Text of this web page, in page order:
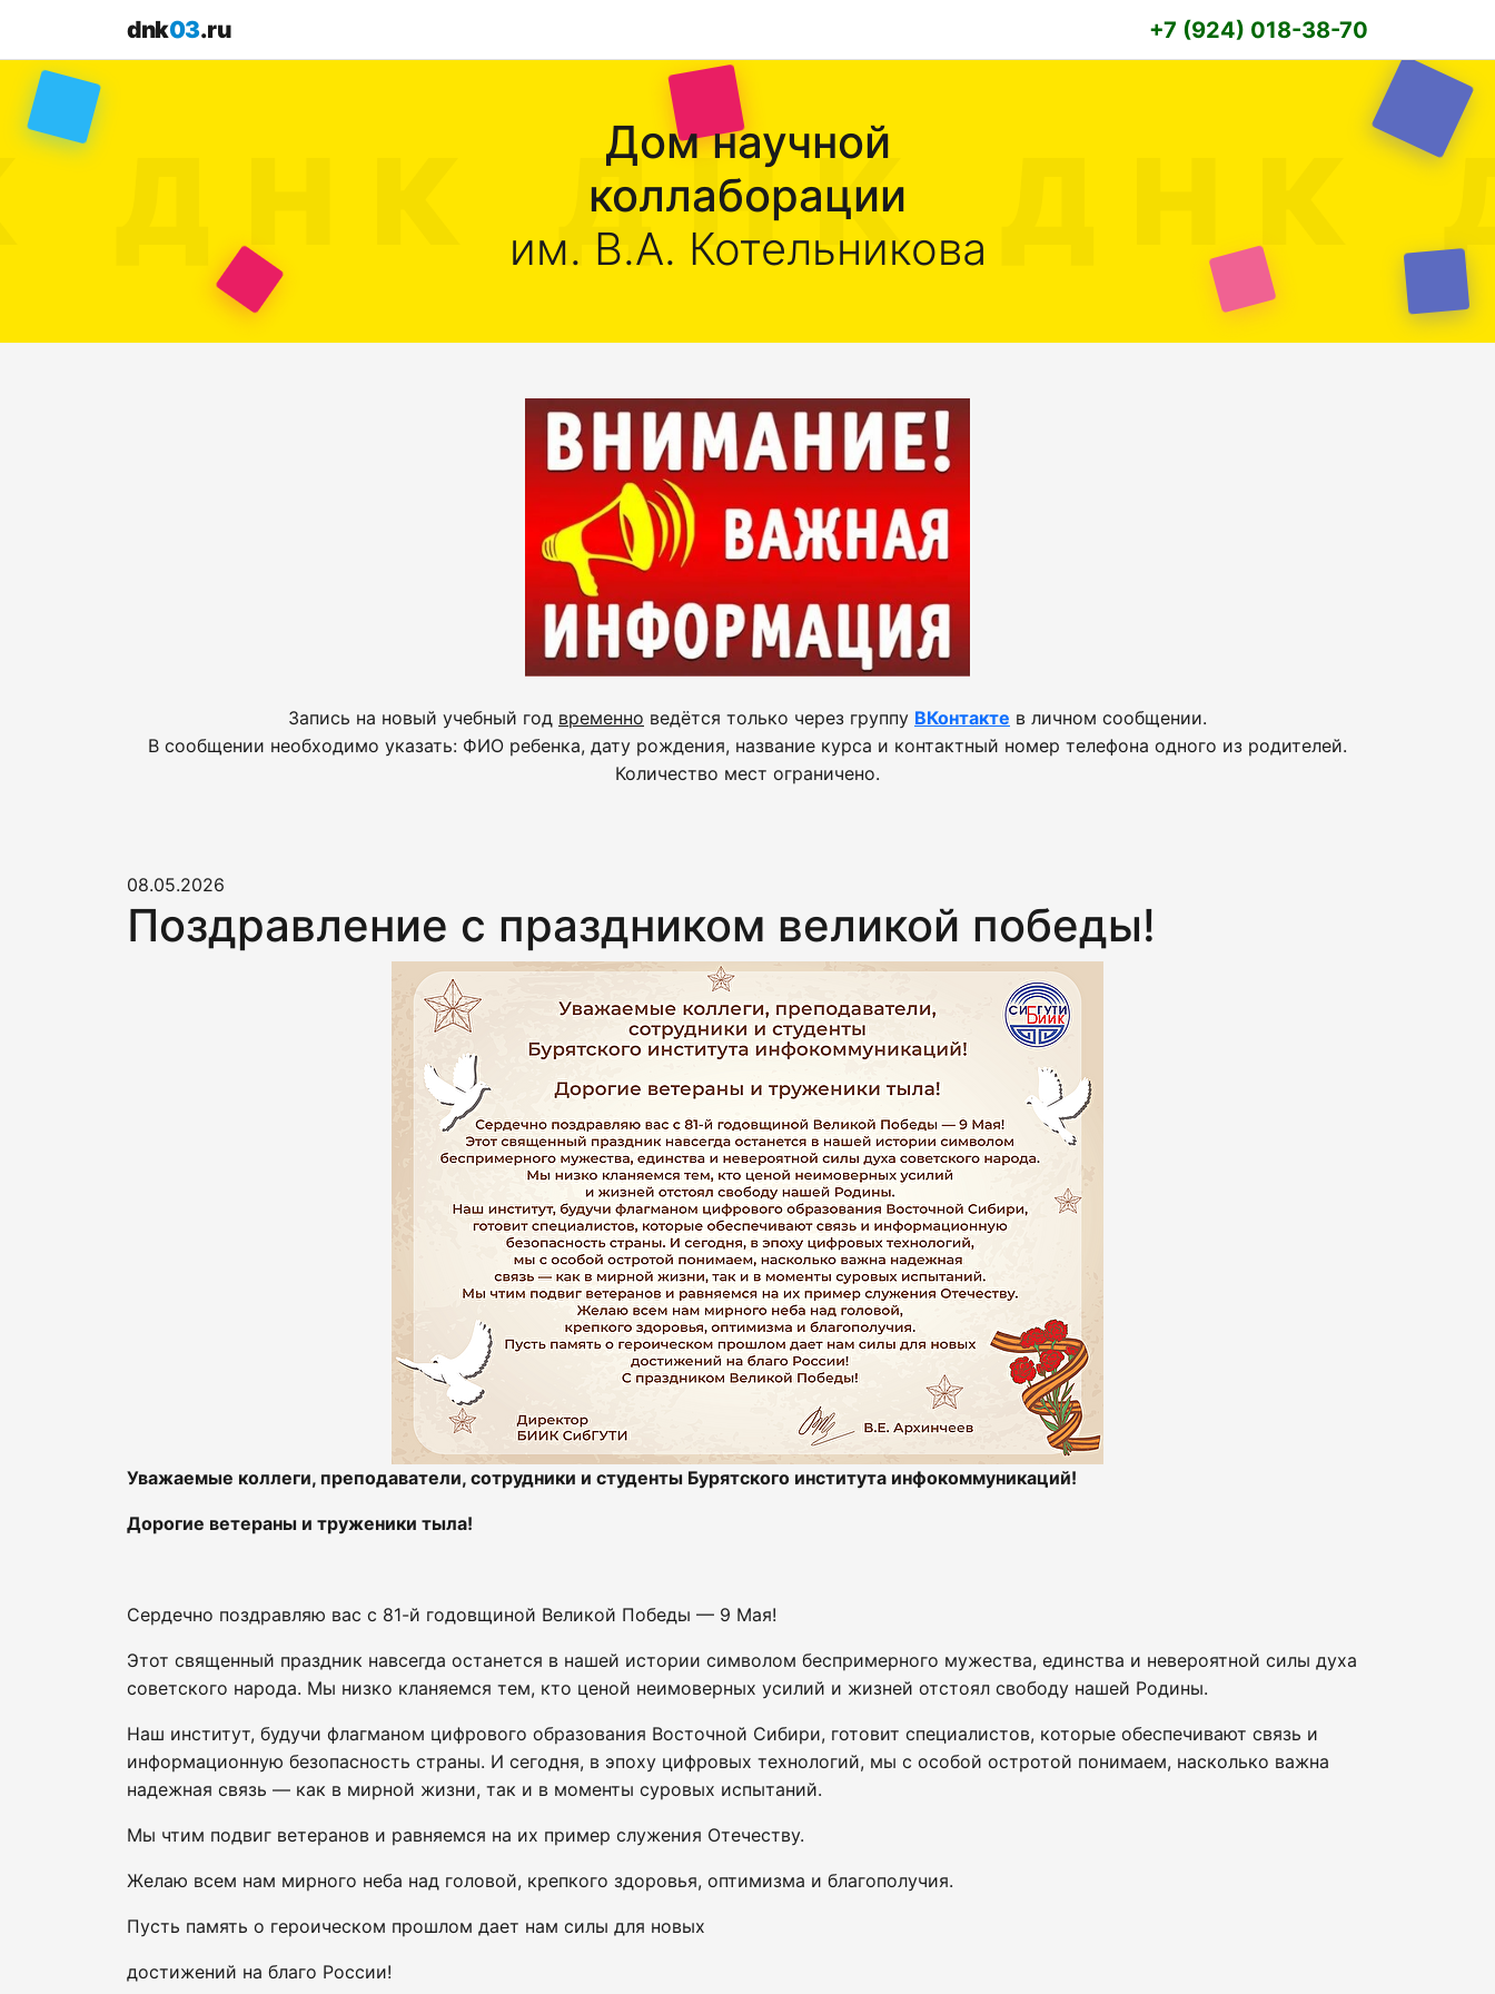
dnk03.ru +7 (924) 018-38-70
Дом научной
коллаборации
им. В.А. Котельникова
Запись на новый учебный год временно ведётся только через группу ВКонтакте в личном сообщении.
В сообщении необходимо указать: ФИО ребенка, дату рождения, название курса и контактный номер телефона одного из родителей.
Количество мест ограничено.
08.05.2026
Поздравление с праздником великой победы!
Уважаемые коллеги, преподаватели, сотрудники и студенты Бурятского института инфокоммуникаций!
Дорогие ветераны и труженики тыла!
Сердечно поздравляю вас с 81-й годовщиной Великой Победы — 9 Мая!
Этот священный праздник навсегда останется в нашей истории символом беспримерного мужества, единства и невероятной силы духа
советского народа. Мы низко кланяемся тем, кто ценой неимоверных усилий и жизней отстоял свободу нашей Родины.
Наш институт, будучи флагманом цифрового образования Восточной Сибири, готовит специалистов, которые обеспечивают связь и
информационную безопасность страны. И сегодня, в эпоху цифровых технологий, мы с особой остротой понимаем, насколько важна
надежная связь — как в мирной жизни, так и в моменты суровых испытаний.
Мы чтим подвиг ветеранов и равняемся на их пример служения Отечеству.
Желаю всем нам мирного неба над головой, крепкого здоровья, оптимизма и благополучия.
Пусть память о героическом прошлом дает нам силы для новых
достижений на благо России!